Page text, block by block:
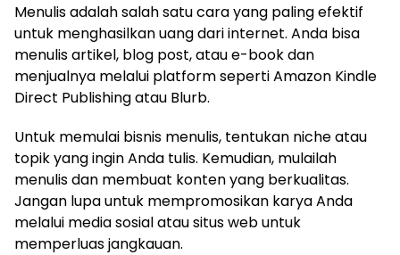
Menulis adalah salah satu cara yang paling efektif
untuk menghasilkan uang dari internet. Anda bisa
menulis artikel, blog post, atau e-book dan
menjualnya melalui platform seperti Amazon Kindle
Direct Publishing atau Blurb.
Untuk memulai bisnis menulis, tentukan niche atau
topik yang ingin Anda tulis. Kemudian, mulailah
menulis dan membuat konten yang berkualitas.
Jangan lupa untuk mempromosikan karya Anda
melalui media sosial atau situs web untuk
memperluas jangkauan.